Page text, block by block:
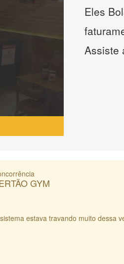
Eles
Assiste
GYM
estava travando muito dessa